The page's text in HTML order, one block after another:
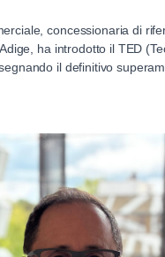
concessionaria di
ha introdotto il TED
il definitivo